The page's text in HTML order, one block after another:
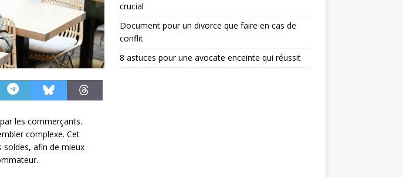
les commerçants.
complexe. Cet
soldes, afin de mieux
crucial
Document pour un divorce que faire en cas de
conflit
8 astuces pour une avocate enceinte qui réussit